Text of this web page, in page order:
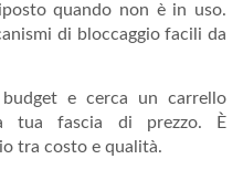
quando non è in uso.
di bloccaggio facili da
e cerca un carrello
tua fascia di prezzo. È
tra costo e qualità.